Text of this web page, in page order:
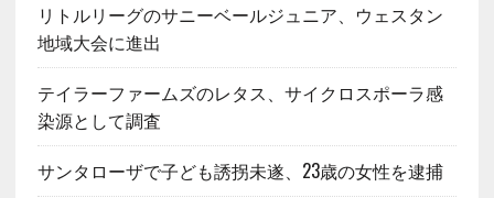
リトルリーグのサニーベールジュニア、ウェスタン
地域大会に進出
テイラーファームズのレタス、サイクロスポーラ感
染源として調査
サンタローザで子ども誘拐未遂、23歳の女性を逮捕